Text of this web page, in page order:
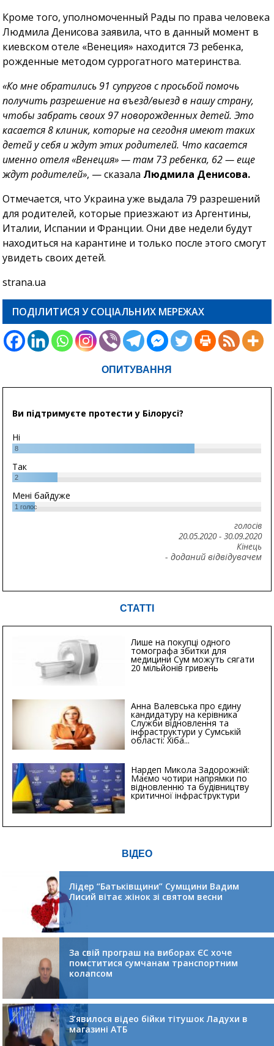
Кроме того, уполномоченный Рады по права человека
Людмила Денисова заявила, что в данный момент в
киевском отеле «Венеция» находится 73 ребенка,
рожденные методом суррогатного материнства.
«Ко мне обратились 91 супругов с просьбой помочь
получить разрешение на въезд/выезд в нашу страну,
чтобы забрать своих 97 новорожденных детей. Это
касается 8 клиник, которые на сегодня имеют таких
детей у себя и ждут этих родителей. Что касается
именно отеля «Венеция» — там 73 ребенка, 62 — еще
ждут родителей», — сказала Людмила Денисова.
Отмечается, что Украина уже выдала 79 разрешений
для родителей, которые приезжают из Аргентины,
Италии, Испании и Франции. Они две недели будут
находиться на карантине и только после этого смогут
увидеть своих детей.
strana.ua
ПОДІЛИТИСЯ У СОЦІАЛЬНИХ МЕРЕЖАХ
ОПИТУВАННЯ
Ви підтримуєте протести у Білорусі?
Ні
8
Так
2
Мені байдуже
1 голос
голосів
20.05.2020- 30.09.2020
Кінець
- доданий відвідувачем
СТАТТІ
Лише на покупці одного
томографа збитки для
медицини Сум можуть сягати
20 мільйонів гривень
Анна Валевська про єдину
кандидатуру на керівника
Служби відновлення та
інфраструктури у Сумській
області: Хіба...
Нардеп Микола Задорожній:
Маємо чотири напрямки по
відновленню та будівництву
критичної інфраструктури
ВІДЕО
Лідер “Батьківщини” Сумщини Вадим
Лисий вітає жінок зі святом весни
За свій програш на виборах ЄС хоче
помститися сумчанам транспортним
колапсом
З’явилося відео бійки тітушок Ладухи в
магазині АТБ